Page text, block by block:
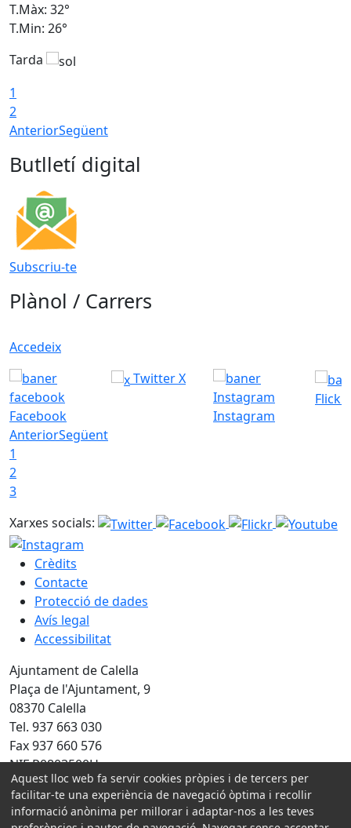
T.Màx: 32°
T.Min: 26°
Tarda
1
2
AnteriorSegüent
Butlletí digital
Subscriu-te
Plànol / Carrers
Accedeix
Facebook
Twitter X
Instagram
Flickr
AnteriorSegüent
1
2
3
Xarxes socials:
Crèdits
Contacte
Protecció de dades
Avís legal
Accessibilitat
Ajuntament de Calella
Plaça de l'Ajuntament, 9
08370 Calella
Tel. 937 663 030
Fax 937 660 576
NIF P0803500H
Amb la col·laboració de:
Aquest lloc web fa servir cookies pròpies i de tercers per
facilitar-te una experiència de navegació òptima i recollir
informació anònima per millorar i adaptar-nos a les teves